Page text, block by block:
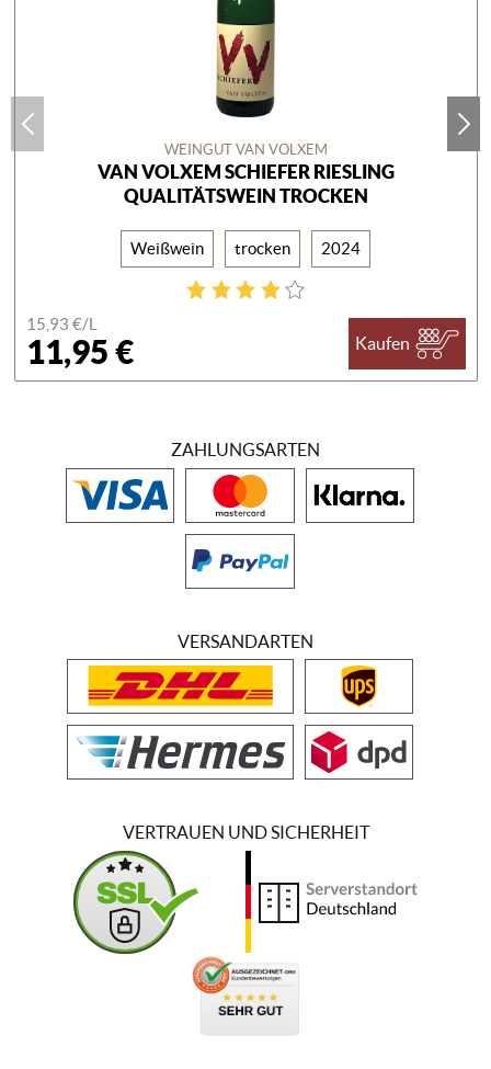
WEINGUT VAN VOLXEM
VAN VOLXEM SCHIEFER RIESLING
QUALITÄTSWEIN TROCKEN
Weißwein trocken 2024
15,93 €/L
11,95 € Kaufen
ZAHLUNGSARTEN
VERSANDARTEN
VERTRAUEN UND SICHERHEIT